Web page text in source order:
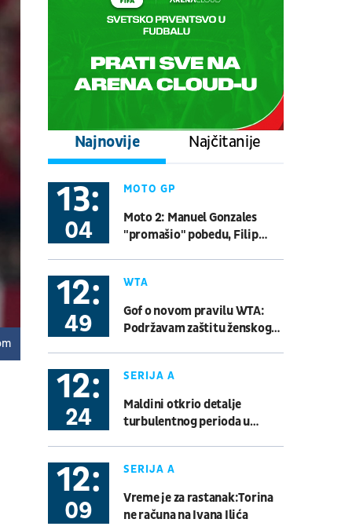
Najnovije Najčitanije
MOTO GP
13:
04
Moto 2: Manuel Gonzales
"promašio" pobedu, Filip
WTA
12:
49
Gof o novom pravilu WTA:
Podržavam zaštitu ženskog
SERIJA A
12:
24
Maldini otkrio detalje
turbulentnog perioda u
SERIJA A
12:
09
Vreme je za rastanak:Torina
ne računa na Ivana Ilića